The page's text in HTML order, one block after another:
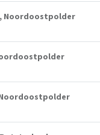
Noordoostpolder